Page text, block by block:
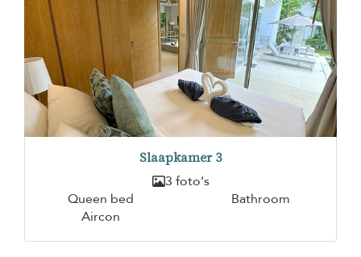
Slaapkamer 3
3 foto's
Queen bed
Bathroom
Aircon